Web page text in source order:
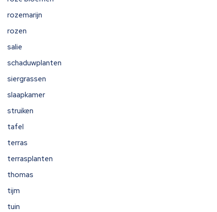
rozemarijn
rozen
salie
schaduwplanten
siergrassen
slaapkamer
struiken
tafel
terras
terrasplanten
thomas
tijm
tuin